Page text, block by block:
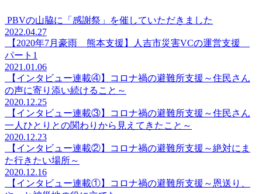
PBVの山脇に「感謝祭」を催していただきました
2022.04.27
【2020年7月豪雨 熊本支援】人吉市災害VCの運営支援
パート1
2021.01.06
【インタビュー連載④】コロナ禍の避難所支援～住民さん
の声に寄り添い続けること～
2020.12.25
【インタビュー連載③】コロナ禍の避難所支援～住民さん
一人ひとりとの関わりから見えてきたこと～
2020.12.23
【インタビュー連載②】コロナ禍の避難所支援～絶対にま
た行きたい場所～
2020.12.16
【インタビュー連載①】コロナ禍の避難所支援～恩送り、